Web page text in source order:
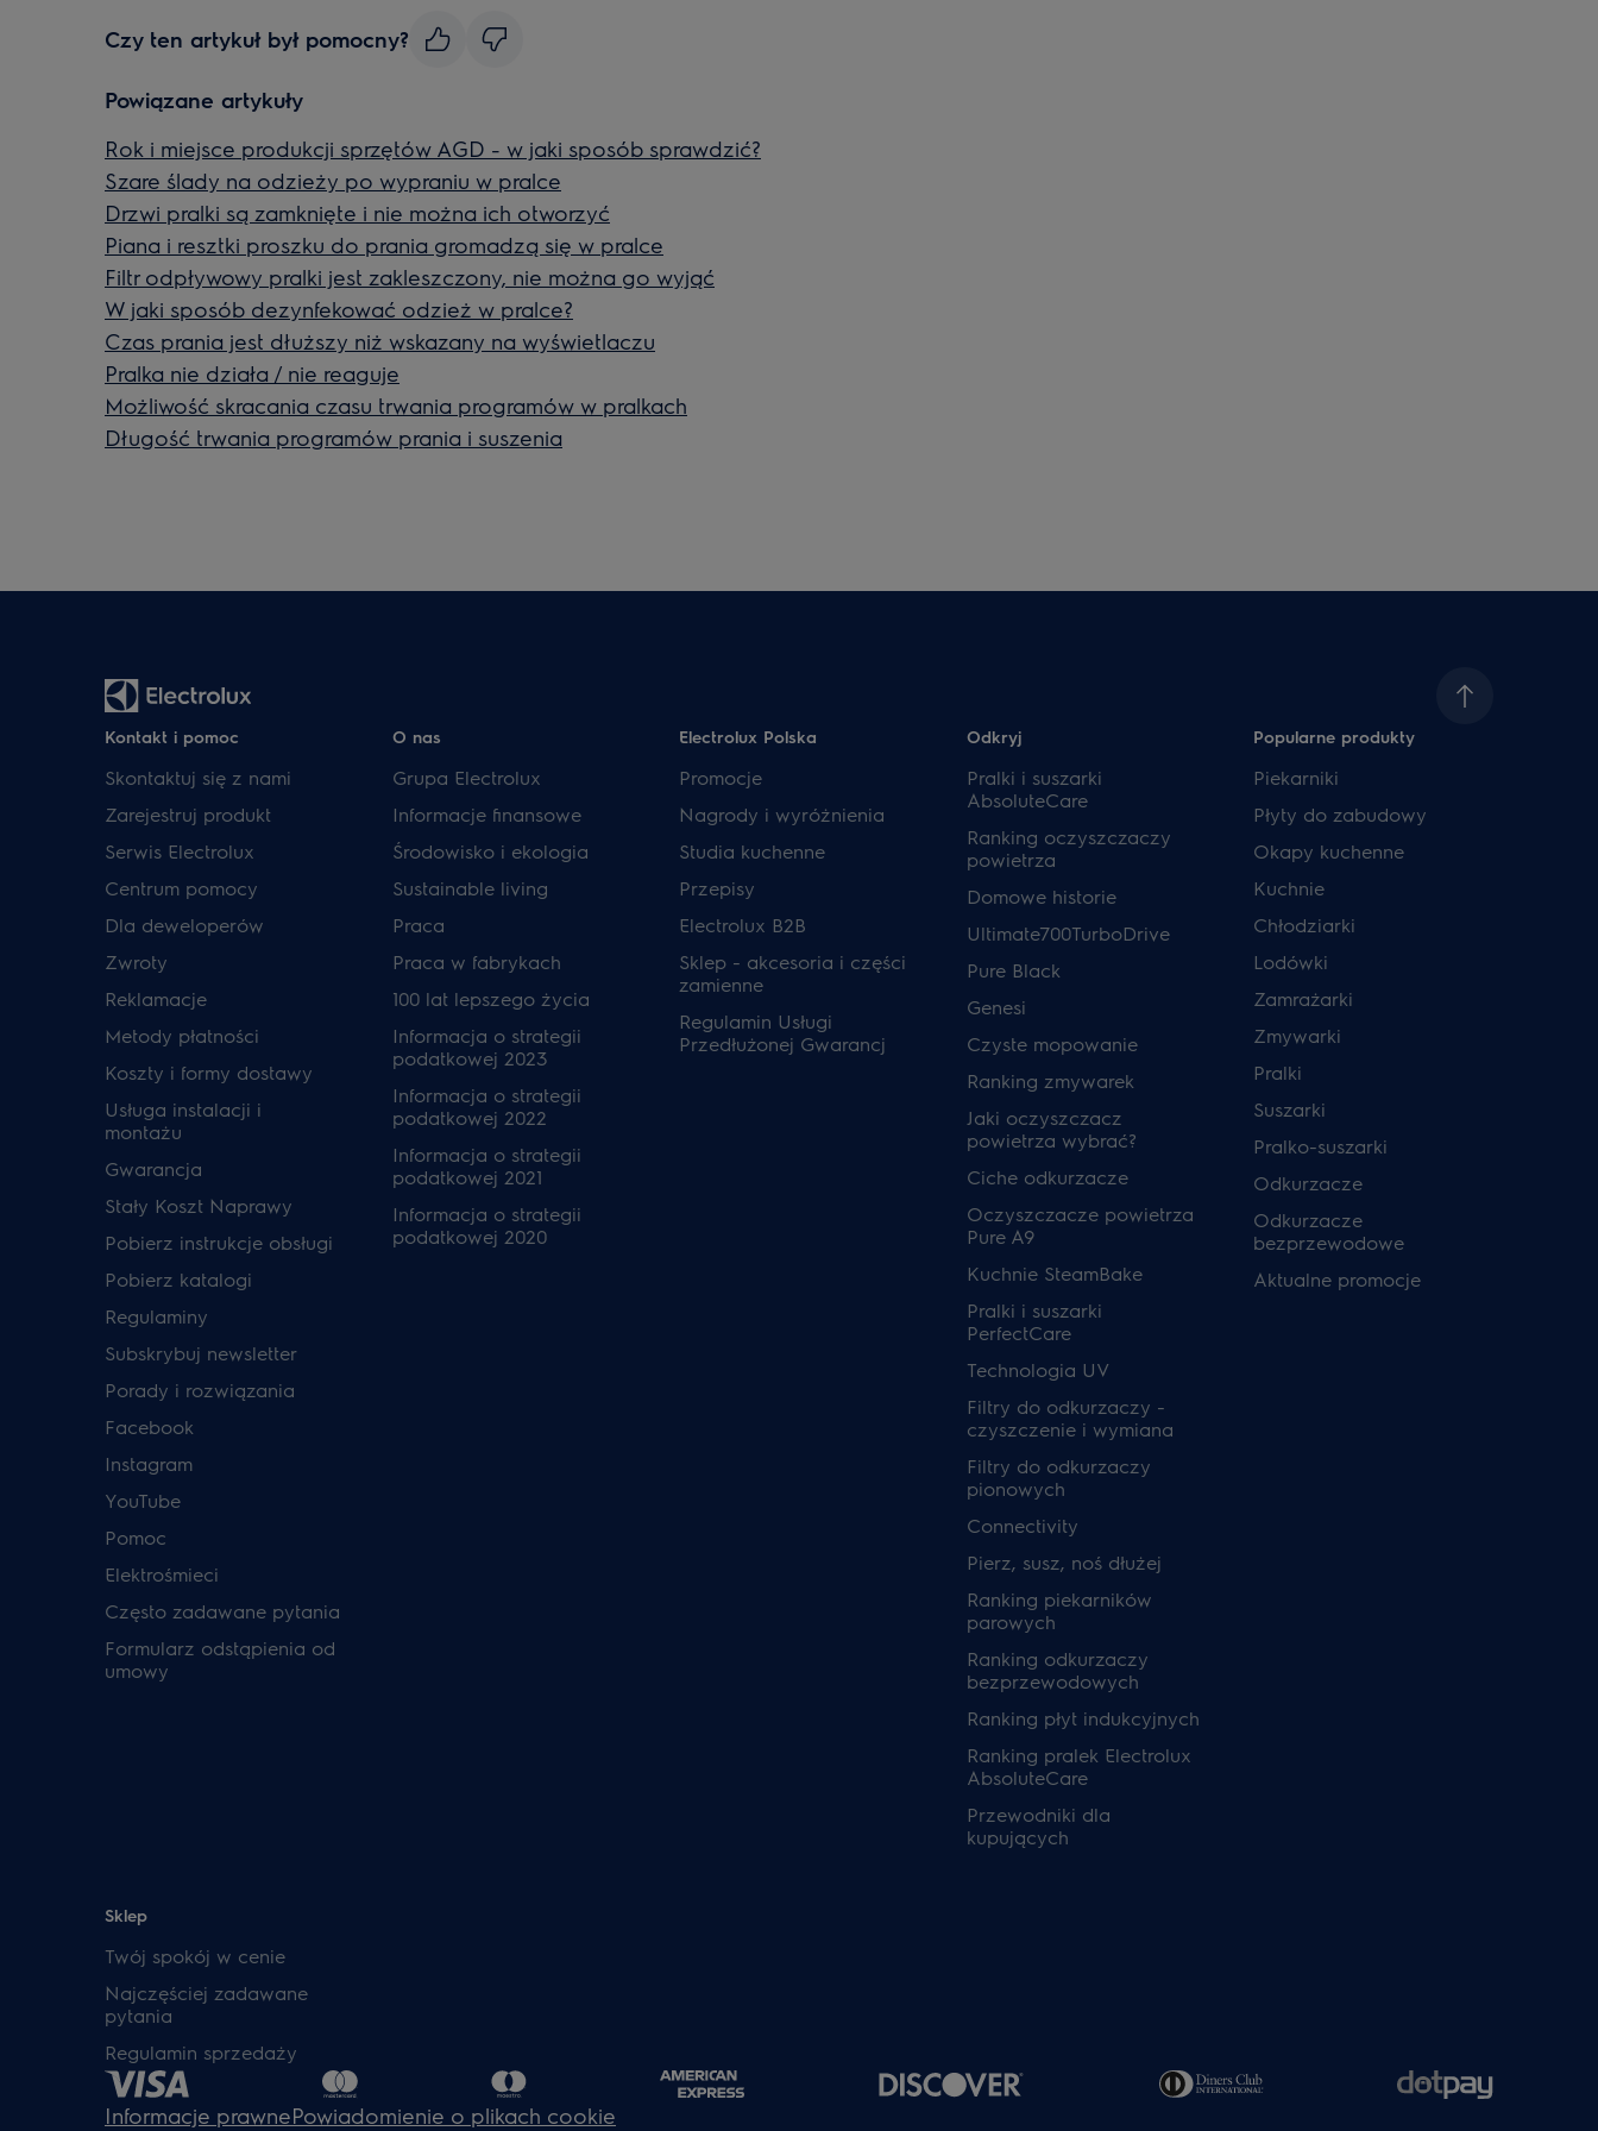
Czy ten artykuł był pomocny?
Powiązane artykuły
Rok i miejsce produkcji sprzętów AGD - w jaki sposób sprawdzić?
Szare ślady na odzieży po wypraniu w pralce
Drzwi pralki są zamknięte i nie można ich otworzyć
Piana i resztki proszku do prania gromadzą się w pralce
Filtr odpływowy pralki jest zakleszczony, nie można go wyjąć
W jaki sposób dezynfekować odzież w pralce?
Czas prania jest dłuższy niż wskazany na wyświetlaczu
Pralka nie działa / nie reaguje
Możliwość skracania czasu trwania programów w pralkach
Długość trwania programów prania i suszenia
Kontakt i pomoc
Skontaktuj się z nami
Zarejestruj produkt
Serwis Electrolux
Centrum pomocy
Dla deweloperów
Zwroty
Reklamacje
Metody płatności
Koszty i formy dostawy
Usługa instalacji i
montażu
Gwarancja
Stały Koszt Naprawy
Pobierz instrukcje obsługi
Pobierz katalogi
Regulaminy
Subskrybuj newsletter
Porady i rozwiązania
Facebook
Instagram
YouTube
Pomoc
Elektrośmieci
Często zadawane pytania
Formularz odstąpienia od
umowy
O nas
Grupa Electrolux
Informacje finansowe
Środowisko i ekologia
Sustainable living
Praca
Praca w fabrykach
100 lat lepszego życia
Informacja o strategii
podatkowej 2023
Informacja o strategii
podatkowej 2022
Informacja o strategii
podatkowej 2021
Informacja o strategii
podatkowej 2020
Electrolux Polska
Promocje
Nagrody i wyróżnienia
Studia kuchenne
Przepisy
Electrolux B2B
Sklep - akcesoria i części
zamienne
Regulamin Usługi
Przedłużonej Gwarancj
Odkryj
Pralki i suszarki
AbsoluteCare
Ranking oczyszczaczy
powietrza
Domowe historie
Ultimate700TurboDrive
Pure Black
Genesi
Czyste mopowanie
Ranking zmywarek
Jaki oczyszczacz
powietrza wybrać?
Ciche odkurzacze
Oczyszczacze powietrza
Pure A9
Kuchnie SteamBake
Pralki i suszarki
PerfectCare
Technologia UV
Filtry do odkurzaczy -
czyszczenie i wymiana
Filtry do odkurzaczy
pionowych
Connectivity
Pierz, susz, noś dłużej
Ranking piekarników
parowych
Ranking odkurzaczy
bezprzewodowych
Ranking płyt indukcyjnych
Ranking pralek Electrolux
AbsoluteCare
Przewodniki dla
kupujących
Popularne produkty
Piekarniki
Płyty do zabudowy
Okapy kuchenne
Kuchnie
Chłodziarki
Lodówki
Zamrażarki
Zmywarki
Pralki
Suszarki
Pralko-suszarki
Odkurzacze
Odkurzacze
bezprzewodowe
Aktualne promocje
Sklep
Twój spokój w cenie
Najczęściej zadawane
pytania
Regulamin sprzedaży
Informacje prawnePowiadomienie o plikach cookie